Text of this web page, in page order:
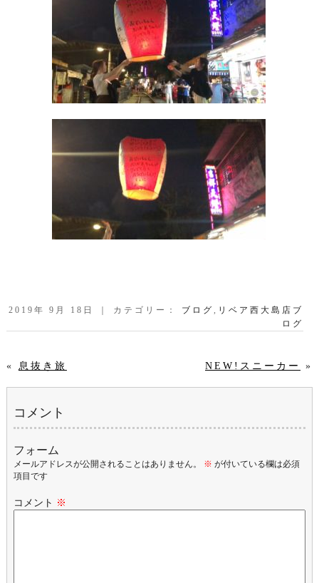
2019年 9月 18日 ｜ カテゴリー： ブログ, リベア西大島店ブ
ログ
« 息抜き旅 NEW!スニーカー︎ »
コメント
フォーム
メールアドレスが公開されることはありません。 ※ が付いている欄は必須
項目です
コメント ※